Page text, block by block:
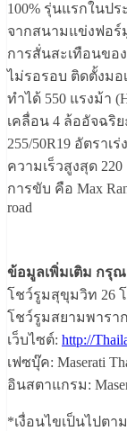
100% รุ่นแรกในป
จากสนามแข่งฟอร์
การสั่นสะเทือนขอ
ไม่รอรอบ ติดตั้งมอ
ทำได้ 550 แรงม้า
เคลื่อน 4 ล้ออัจฉริ
255/50R19 อัตราเ
ความเร็วสูงสุด
การขับ คือ Max
road
ข้อมูลเพิ่มเติม กรุณ
โชว์รูมสุขุมวิท 26 โ
โชว์รูมสยามพาราก
เว็บไซต์: http://
เฟซบุ๊ค: Maserati
อินสตาแกรม:
*เงื่อนไขเป็นไปต